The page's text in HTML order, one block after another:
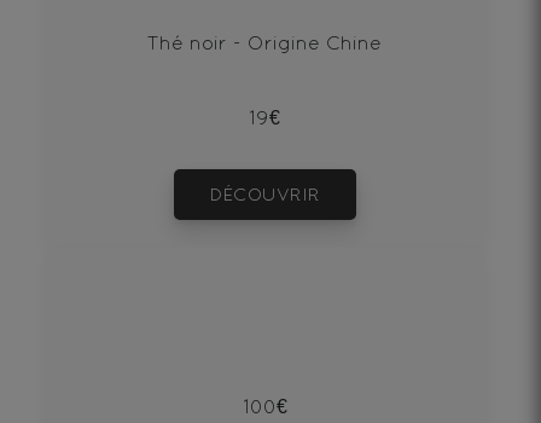
Thé noir - Origine Chine
19€
DÉCOUVRIR
100€